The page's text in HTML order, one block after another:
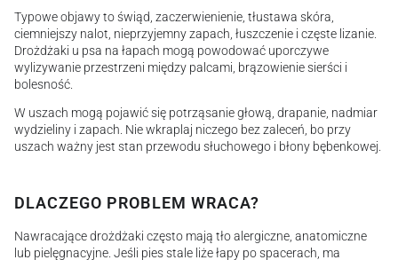
Typowe objawy to świąd, zaczerwienienie, tłustawa skóra,
ciemniejszy nalot, nieprzyjemny zapach, łuszczenie i częste lizanie.
Drożdżaki u psa na łapach mogą powodować uporczywe
wylizywanie przestrzeni między palcami, brązowienie sierści i
bolesność.
W uszach mogą pojawić się potrząsanie głową, drapanie, nadmiar
wydzieliny i zapach. Nie wkraplaj niczego bez zaleceń, bo przy
uszach ważny jest stan przewodu słuchowego i błony bębenkowej.
DLACZEGO PROBLEM WRACA?
Nawracające drożdżaki często mają tło alergiczne, anatomiczne
lub pielęgnacyjne. Jeśli pies stale liże łapy po spacerach, ma